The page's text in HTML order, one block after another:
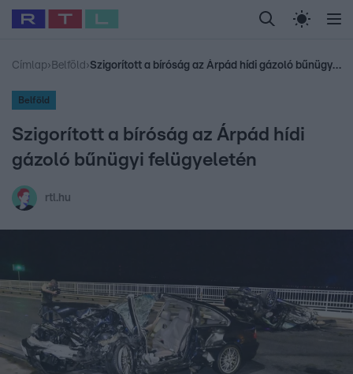
Legfrissebb RTL Híradó Randi Celeb vagyok,
Babits Marcella Most Wanted Gallusz
Címlap› Belföld › Szigorított a bíróság az Árpád hídi gázoló bűnügyi felügyeletén
Belföld
Szigorított a bíróság az Árpád hídi
gázoló bűnügyi felügyeletén
rtl.hu